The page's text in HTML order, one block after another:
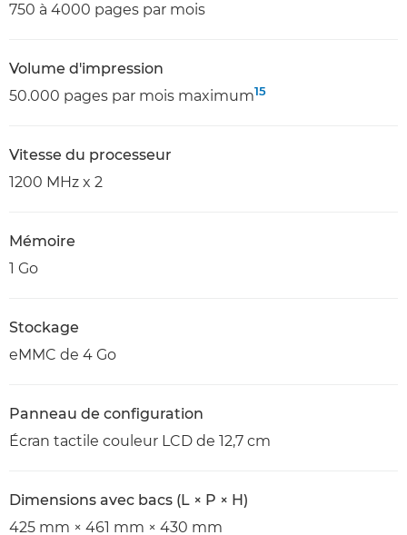
750 à 4000 pages par mois
Volume d'impression
50.000 pages par mois maximum15
Vitesse du processeur
1200 MHz x 2
Mémoire
1 Go
Stockage
eMMC de 4 Go
Panneau de configuration
Écran tactile couleur LCD de 12,7 cm
Dimensions avec bacs (L × P × H)
425 mm × 461 mm × 430 mm